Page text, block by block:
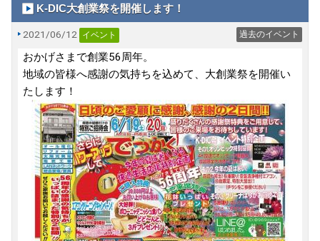
K-DIC大創業祭を開催します！
過去のイベント
2021/06/12 イベント
おかげさまで創業56周年。
地域の皆様へ感謝の気持ちを込めて、大創業祭を開催い
たします！